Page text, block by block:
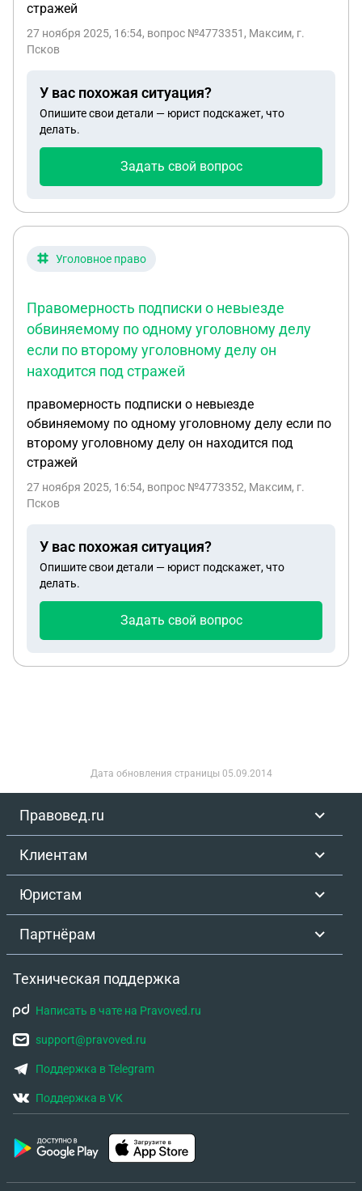
стражей
27 ноября 2025, 16:54, вопрос №4773351, Максим, г.
Псков
У вас похожая ситуация?
Опишите свои детали — юрист подскажет, что
делать.
Задать свой вопрос
Уголовное право
Правомерность подписки о невыезде
обвиняемому по одному уголовному делу
если по второму уголовному делу он
находится под стражей
правомерность подписки о невыезде
обвиняемому по одному уголовному делу если по
второму уголовному делу он находится под
стражей
27 ноября 2025, 16:54, вопрос №4773352, Максим, г.
Псков
У вас похожая ситуация?
Опишите свои детали — юрист подскажет, что
делать.
Задать свой вопрос
Дата обновления страницы 05.09.2014
Правовед.ru
Клиентам
Юристам
Партнёрам
Техническая поддержка
Написать в чате на Pravoved.ru
support@pravoved.ru
Поддержка в Telegram
Поддержка в VK